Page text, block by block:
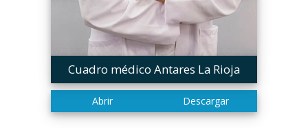
Cuadro médico Antares La Rioja